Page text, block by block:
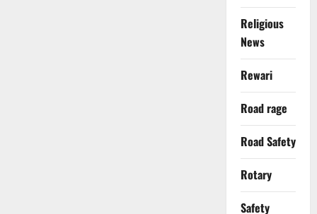
Religious
News
Rewari
Road rage
Road Safety
Rotary
Safety